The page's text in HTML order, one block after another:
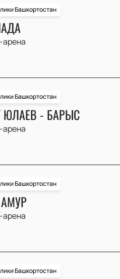
Башкортостан
Башкортостан
ЮЛАЕВ - БАРЫС
Башкортостан
Башкортостан